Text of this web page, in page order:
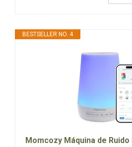
BESTSELLER NO. 4
Momcozy Máquina de Ruido